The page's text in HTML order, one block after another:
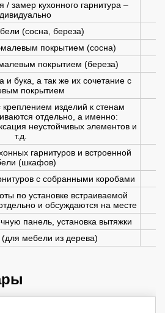
/ замер кухонного гарнитура –
(сосна, береза)
покрытием (сосна)
покрытием (береза)
и бука, а так же их сочетание с
покрытием
изделий к стенам
отдельно, а именно:
неустойчивых элементов и
т.д.
гарнитуров и встроенной
(шкафов)
с собранными коробами
по установке встраиваемой
и обсуждаются на месте
панель, установка вытяжки
мебели из дерева)